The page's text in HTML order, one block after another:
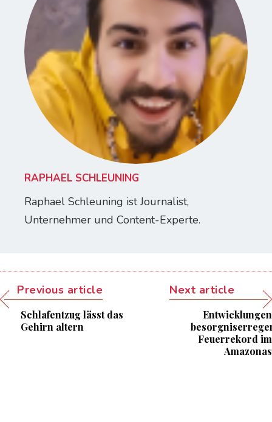
RAPHAEL SCHLEUNING
Raphael Schleuning ist Journalist,
Unternehmer und Content-Experte.
Previous article
Schlafentzug lässt das
Gehirn altern
Next article
Entwicklungen
Feuerrekord im
Amazonas